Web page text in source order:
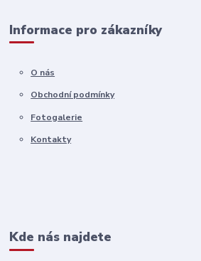
Informace pro zákazníky
O nás
Obchodní podmínky
Fotogalerie
Kontakty
Kde nás najdete